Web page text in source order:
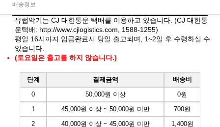
배송정보
유럽악기는 CJ 대한통운 택배를 이용하고 있습니다. (CJ 대한통
운택배: http://www.cjlogistics.com , 1588-1255)
평일 16시까지 입금완료시 당일 출고되며, 1~2일 후 수령하실 수
있습니다.
(토요일은 출고를 하지 않습니다.)
단계 결제금액
배송비
0
50,000원 이상
0원
1
45,000원 이상 ~ 50,000원 미만
700원
2
40,000원 이상 ~ 45,000원 미만
1,400원